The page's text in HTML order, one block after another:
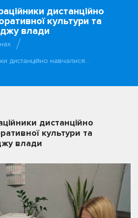
дистанційно
культури та
влади
дистанційно навчалися…
дистанційно
культури та
влади